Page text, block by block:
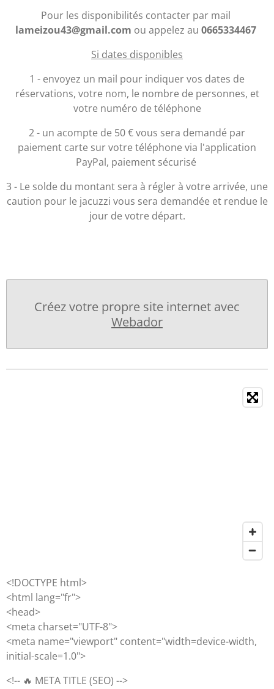
Pour les disponibilités contacter par mail
lameizou43@gmail.com ou appelez au 0665334467
Si dates disponibles
1 - envoyez un mail pour indiquer vos dates de
réservations, votre nom, le nombre de personnes, et
votre numéro de téléphone
2 - un acompte de 50 € vous sera demandé par
paiement carte sur votre téléphone via l'application
PayPal, paiement sécurisé
3 - Le solde du montant sera à régler à votre arrivée, une
caution pour le jacuzzi vous sera demandée et rendue le
jour de votre départ.
Créez votre propre site internet avec
Webador
<!DOCTYPE html>
<html lang="fr">
<head>
<meta charset="UTF-8">
<meta name="viewport" content="width=device-width,
initial-scale=1.0">
<!-- 🔥 META TITLE (SEO) -->